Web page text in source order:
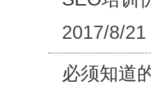
2017/8/
必须知道